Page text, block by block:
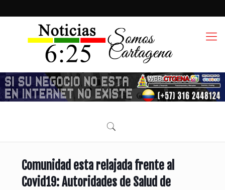
Comunidad esta relajada frente al
Covid19: Autoridades de Salud de